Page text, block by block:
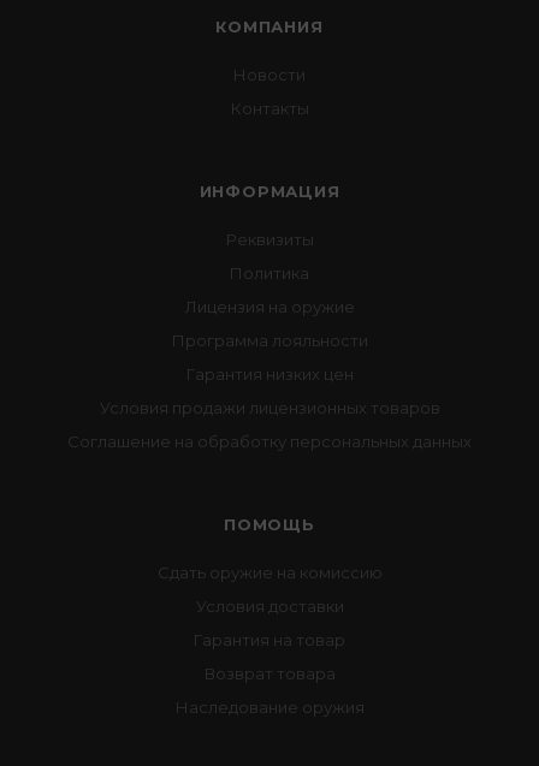
КОМПАНИЯ
Новости
Контакты
ИНФОРМАЦИЯ
Реквизиты
Политика
Лицензия на оружие
Программа лояльности
Гарантия низких цен
Условия продажи лицензионных товаров
Соглашение на обработку персональных данных
ПОМОЩЬ
Сдать оружие на комиссию
Условия доставки
Гарантия на товар
Возврат товара
Наследование оружия